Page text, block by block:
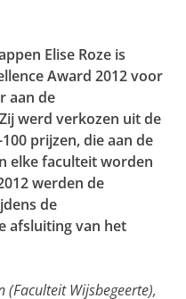
Elise Roze is
Award 2012 voor
aan de
werd verkozen uit de
prijzen, die aan de
elke faculteit worden
werden de
de
afsluiting van het
Wijsbegeerte),